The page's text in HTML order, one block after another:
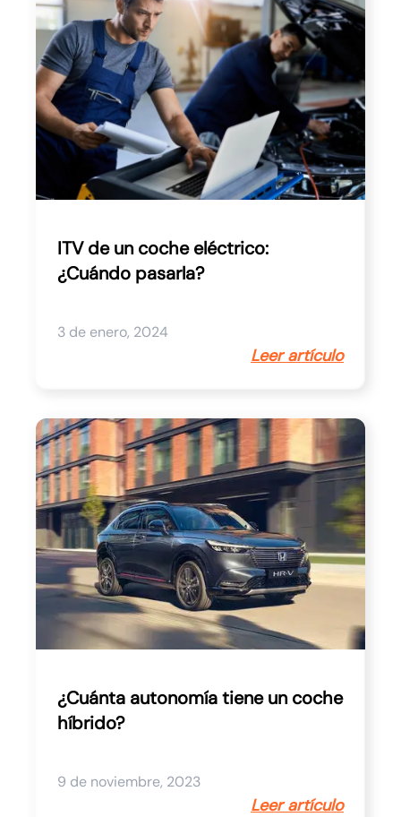
ITV de un coche eléctrico:
¿Cuándo pasarla?
3 de enero, 2024
Leer artículo
¿Cuánta autonomía tiene un coche
híbrido?
9 de noviembre, 2023
Leer artículo